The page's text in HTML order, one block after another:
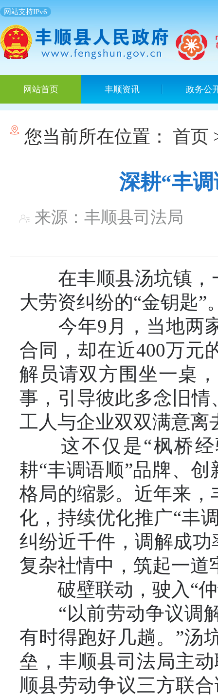
网站支持IPv6
网站首页 丰顺资讯 政务公
您当前所在位置： 首页
深耕“丰
来源：丰顺县司法
在丰顺县汤坑镇，
大劳资纠纷的“金钥匙”
今年9月，当地两家
合同，却在近400万元
解员请双方围坐一桌
事，引导彼此多念旧
工人与企业双双满意离
这不仅是“枫桥经
耕“丰调语顺”品牌、
格局的缩影。近年来
化，持续优化推广“丰
纠纷近千件，调解成
复杂社情中，筑起一道
破壁联动，驶入“仲
“以前劳动争议调解
有时得跑好几趟。”汤
垒，丰顺县司法局主
顺县劳动争议三方联